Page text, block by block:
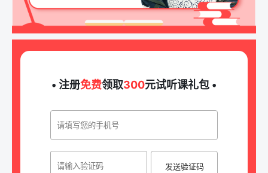
• 注册免费领取300元试听课礼包 •
发送验证码